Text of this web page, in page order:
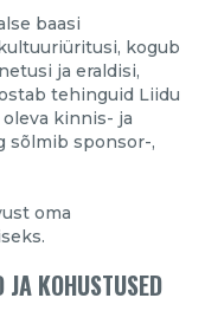
baasi
kogub
ja eraldisi,
tehinguid Liidu
kinnis- ja
sõlmib sponsor-,
oma
KOHUSTUSED